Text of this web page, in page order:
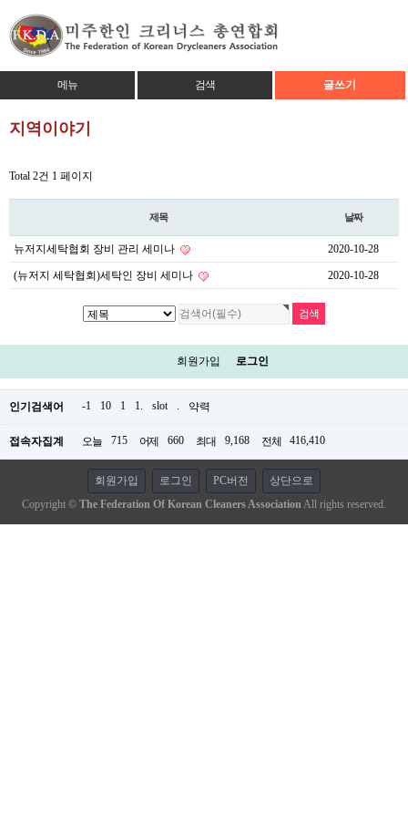
메뉴 검색 글쓰기
지역이야기
Total 2건 1 페이지
제목 날짜
뉴저지세탁협회 장비 관리 세미나 2020-10-28
(뉴저지 세탁협회)세탁인 장비 세미나 2020-10-28
회원가입 로그인
인기검색어 -1 10 1 1. slot . 약력
접속자집계 오늘 715 어제 660 최대 9,168 전체 416,410
회원가입 로그인 PC버전
상단으로
Copyright © The Federation Of Korean Cleaners Association All rights reserved.